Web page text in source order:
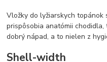
Vložky do lyžiarskych topánok
prispôsobia anatómii
dobrý nápad, a to nielen z
Shell-width